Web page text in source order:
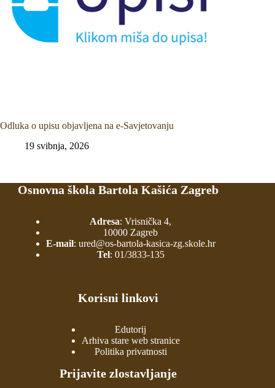
Odluka o upisu objavljena na e-Savjetovanju
19 svibnja, 2026
Osnovna škola Bartola Kašića Zagreb
Adresa: Vrisnička 4,
10000 Zagreb
E-mail: ured@os-bartola-kasica-zg.skole.hr
Tel: 01/3833-135
Korisni linkovi
Edutorij
Arhiva stare web stranice
Politika privatnosti
Prijavite zlostavljanje